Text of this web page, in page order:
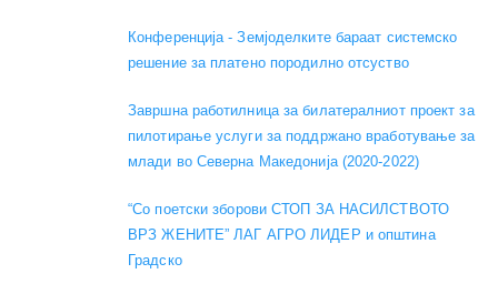
Конференција - Земјоделките бараат системско
решение за платено породилно отсуство
Завршна работилница за билатералниот проект за
пилотирање услуги за поддржано вработување за
млади во Северна Македонија (2020-2022)
“Со поетски зборови СТОП ЗА НАСИЛСТВОТО
ВРЗ ЖЕНИТЕ” ЛАГ АГРО ЛИДЕР и општина
Градско